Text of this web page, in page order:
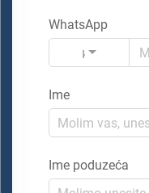
WhatsApp
Kod
Ime
Ime poduzeća